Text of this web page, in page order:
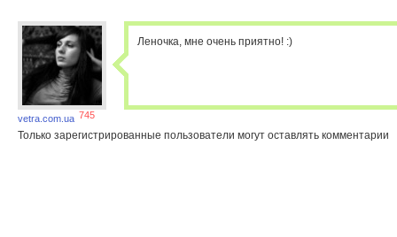
vetra.com.ua 745
Леночка, мне очень приятно! :)
Только зарегистрированные пользователи могут оставлять комментарии